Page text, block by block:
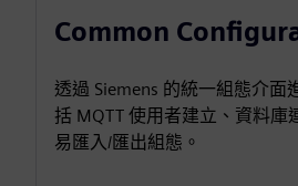
Common
透過 Siemens 的統一組態介面
括 MQTT 使用者建立、資料庫
易匯入/匯出組態。